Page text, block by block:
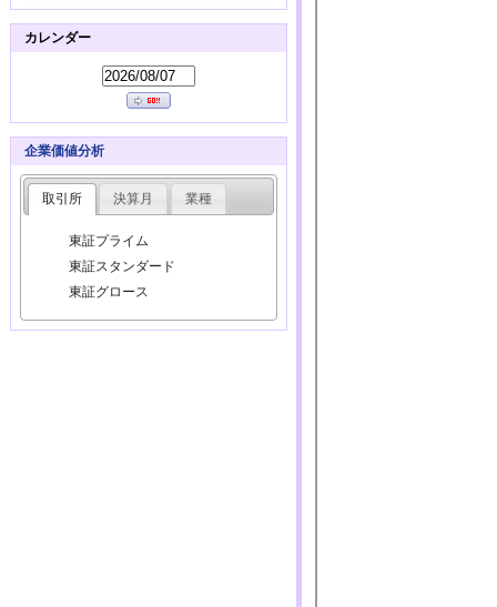
カレンダー
企業価値分析
取引所 決算月 業種
東証プライム
東証スタンダード
東証グロース